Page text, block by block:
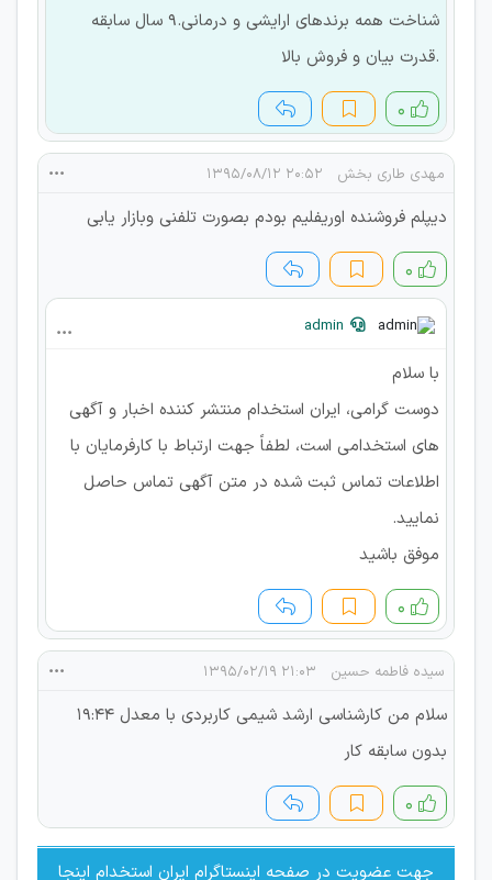
شناخت همه برندهای ارایشی و درمانی‌.9 سال سابقه
.قدرت بیان و فروش بالا
۰
مهدی طاری بخش ۲۰:۵۲ ۱۳۹۵/۰۸/۱۲
دیپلم فروشنده اوریفلیم بودم بصورت تلفنی وبازار یابی
۰
با سلام
دوست گرامی، ایران استخدام منتشر کننده اخبار و آگهی
های استخدامی است، لطفاً جهت ارتباط با کارفرمایان با
اطلاعات تماس ثبت شده در متن آگهی تماس حاصل
نمایید.
موفق باشید
۰
سیده فاطمه حسین ۲۱:۰۳ ۱۳۹۵/۰۲/۱۹
سلام من کارشناسی ارشد شیمی کاربردی با معدل 19:44
بدون سابقه کار
۰
جهت عضویت در صفحه اینستاگرام ایران استخدام اینجا